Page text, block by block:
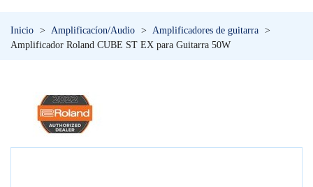
Inicio > Amplificacíon/Audio > Amplificadores de guitarra >
Amplificador Roland CUBE ST EX para Guitarra 50W